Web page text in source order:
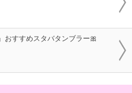
おすすめスタバタンブラー🎀